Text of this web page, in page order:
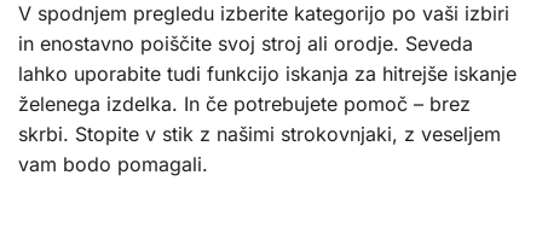
V spodnjem pregledu izberite kategorijo po vaši izbiri
in enostavno poiščite svoj stroj ali orodje. Seveda
lahko uporabite tudi funkcijo iskanja za hitrejše iskanje
želenega izdelka. In če potrebujete pomoč – brez
skrbi. Stopite v stik z našimi strokovnjaki, z veseljem
vam bodo pomagali.